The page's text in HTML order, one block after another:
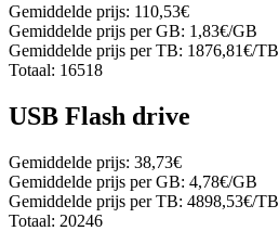
Gemiddelde prijs: 110,53€
Gemiddelde prijs per GB: 1,83€/GB
Gemiddelde prijs per TB: 1876,81€/TB
Totaal: 16518
USB Flash drive
Gemiddelde prijs: 38,73€
Gemiddelde prijs per GB: 4,78€/GB
Gemiddelde prijs per TB: 4898,53€/TB
Totaal: 20246